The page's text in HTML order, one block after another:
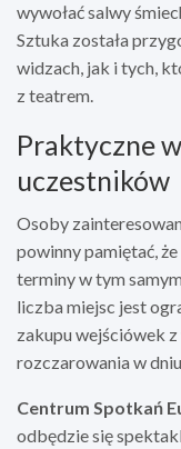
wywołać salwy
Sztuka została
widzach, jak i tych,
z teatrem.
Praktyczne
uczestników
Osoby
powinny pamiętać, że
terminy w tym
liczba miejsc jest
zakupu wejściówek
rozczarowania w
Centrum Spotkań
odbędzie się